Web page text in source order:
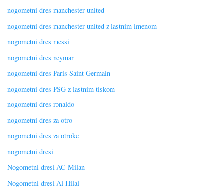
nogometni dres manchester united
nogometni dres manchester united z lastnim imenom
nogometni dres messi
nogometni dres neymar
nogometni dres Paris Saint Germain
nogometni dres PSG z lastnim tiskom
nogometni dres ronaldo
nogometni dres za otro
nogometni dres za otroke
nogometni dresi
Nogometni dresi AC Milan
Nogometni dresi Al Hilal